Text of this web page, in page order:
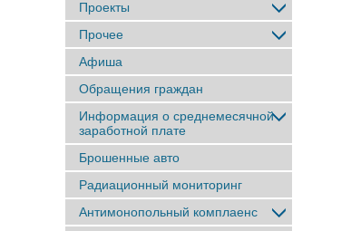
Проекты
Прочее
Афиша
Обращения граждан
Информация о среднемесячной
заработной плате
Брошенные авто
Радиационный мониторинг
Антимонопольный комплаенс